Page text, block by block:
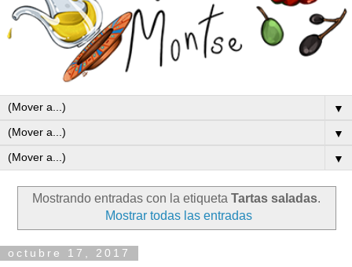
▼
▼
▼
Mostrando entradas con la etiqueta Tartas saladas.
Mostrar todas las entradas
octubre 17, 2017